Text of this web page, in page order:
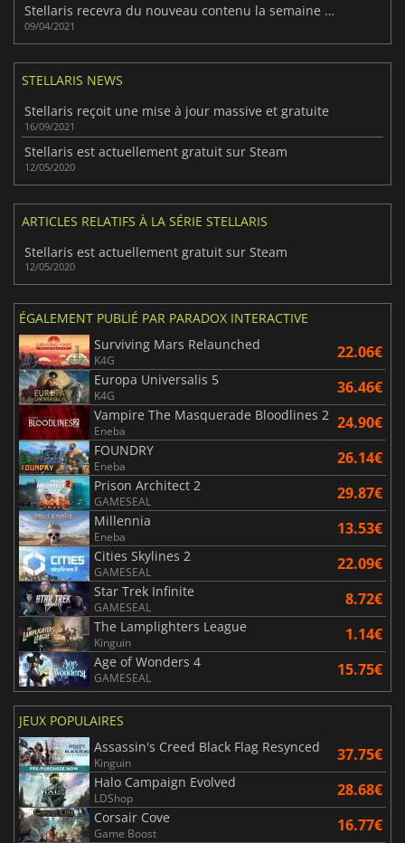
Stellaris recevra du nouveau contenu la semaine prochaine
09/04/2021
STELLARIS NEWS
Stellaris reçoit une mise à jour massive et gratuite
16/09/2021
Stellaris est actuellement gratuit sur Steam
12/05/2020
ARTICLES RELATIFS À LA SÉRIE STELLARIS
Stellaris est actuellement gratuit sur Steam
12/05/2020
ÉGALEMENT PUBLIÉ PAR PARADOX INTERACTIVE
Surviving Mars Relaunched
K4G 22.06€
Europa Universalis 5
K4G 36.46€
Vampire The Masquerade Bloodlines 2
Eneba 24.90€
FOUNDRY
Eneba 26.14€
Prison Architect 2
GAMESEAL 29.87€
Millennia
Eneba 13.53€
Cities Skylines 2
GAMESEAL 22.09€
Star Trek Infinite
GAMESEAL 8.72€
The Lamplighters League
Kinguin 1.14€
Age of Wonders 4
GAMESEAL 15.75€
JEUX POPULAIRES
Assassin's Creed Black Flag Resynced
Kinguin 37.75€
Halo Campaign Evolved
LDShop 28.68€
Corsair Cove
Game Boost 16.77€